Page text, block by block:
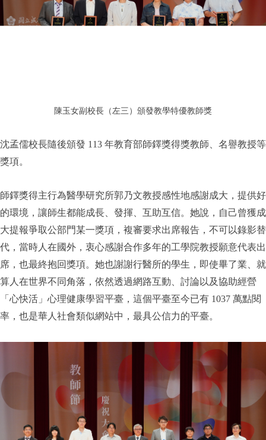
陳玉女副校長（左三）頒發教學特優教師獎
沈孟儒校長隨後頒發 113 年教育部師鐸獎得獎教師、名譽教授等
獎項。
師鐸獎得主行為醫學研究所郭乃文教授感性地感謝成大，提供好
的環境，讓師生都能成長、發揮、互助互信。她說，自己曾獲成
大提報爭取公部門某一獎項，複審要求出席報告，不可以錄影替
代，當時人在國外，衷心感謝合作多年的工學院教授願意代表出
席，也最終抱回獎項。她也謝謝行醫所的學生，即使畢了業、就
算人在世界不同角落，依然透過網路互動、討論以及協助經營
「心快活」心理健康學習平臺，這個平臺至今已有 1037 萬點閱
率，也是華人社會類似網站中，最具公信力的平臺。